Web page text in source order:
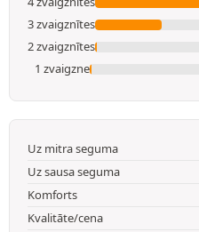
3 zvaigznītes
2 zvaigznītes
1 zvaigzne
Uz mitra seguma
Uz sausa seguma
Komforts
Kvalitāte/cena